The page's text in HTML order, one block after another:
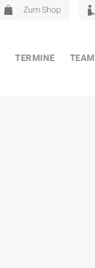
Zum Shop
TERMINE TEAM